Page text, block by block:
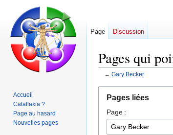
Pages qui
← Gary Becker
navigation
recherche
Pages liées
Page :
Page Discussion
Accueil
Catallaxia ?
Page au hasard
Nouvelles pages